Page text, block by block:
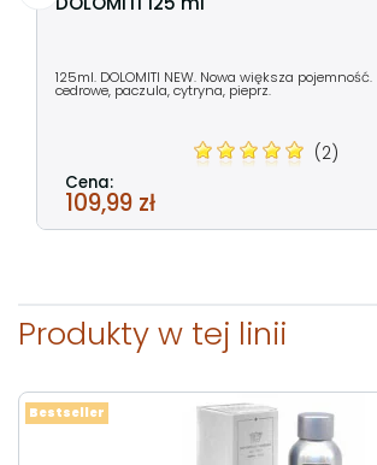
125ml. DOLOMITI NEW. Nowa większa
cedrowe, paczula, cytryna, pieprz.
(2)
Cena:
109,99 zł
Produkty w tej linii
Bestseller